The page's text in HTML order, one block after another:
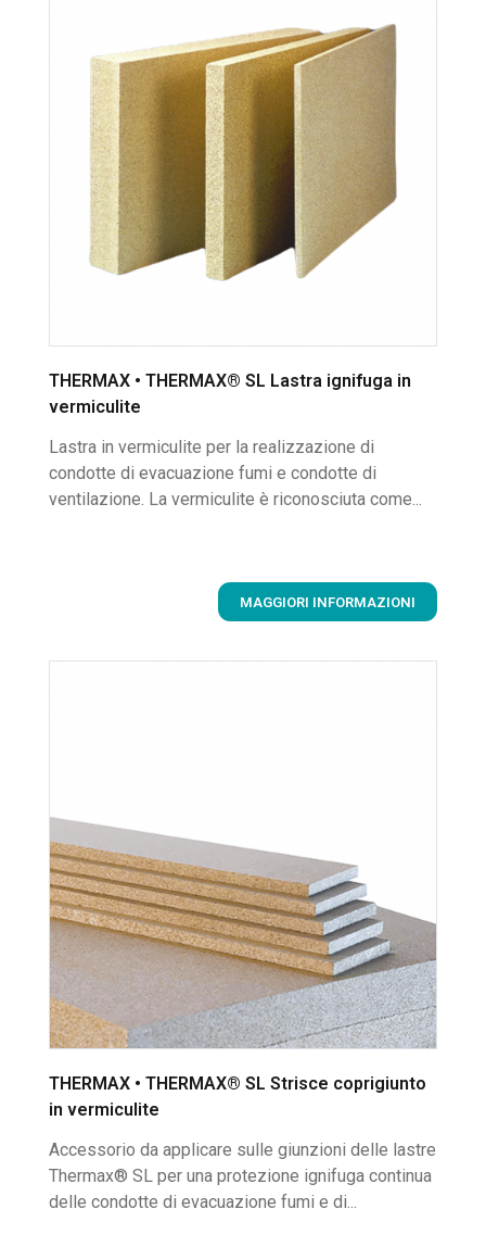
THERMAX • THERMAX® SL Lastra ignifuga in
vermiculite
Lastra in vermiculite per la realizzazione di
condotte di evacuazione fumi e condotte di
ventilazione. La vermiculite è riconosciuta come...
MAGGIORI INFORMAZIONI
THERMAX • THERMAX® SL Strisce coprigiunto
in vermiculite
Accessorio da applicare sulle giunzioni delle lastre
Thermax® SL per una protezione ignifuga continua
delle condotte di evacuazione fumi e di...